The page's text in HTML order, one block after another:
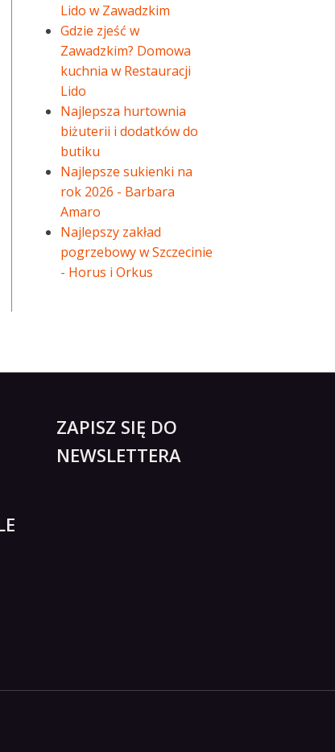
Lido w Zawadzkim
Gdzie zjeść w
Zawadzkim? Domowa
kuchnia w Restauracji
Lido
Najlepsza hurtownia
biżuterii i dodatków do
butiku
Najlepsze sukienki na
rok 2026 - Barbara
Amaro
Najlepszy zakład
pogrzebowy w Szczecinie
- Horus i Orkus
ZAPISZ SIĘ DO
NEWSLETTERA